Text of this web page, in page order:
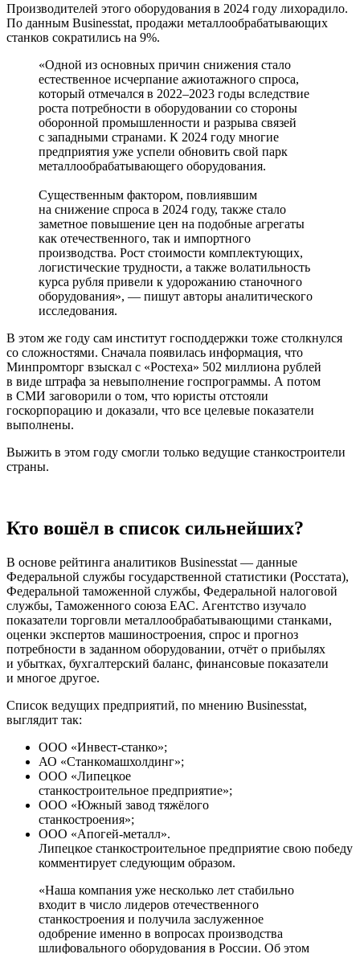
Производителей этого оборудования в 2024 году лихорадило.
По данным Businesstat, продажи металлообрабатывающих
станков сократились на 9%.
«Одной из основных причин снижения стало
естественное исчерпание ажиотажного спроса,
который отмечался в 2022‒2023 годы вследствие
роста потребности в оборудовании со стороны
оборонной промышленности и разрыва связей
с западными странами. К 2024 году многие
предприятия уже успели обновить свой парк
металлообрабатывающего оборудования.
Существенным фактором, повлиявшим
на снижение спроса в 2024 году, также стало
заметное повышение цен на подобные агрегаты
как отечественного, так и импортного
производства. Рост стоимости комплектующих,
логистические трудности, а также волатильность
курса руб­ля привели к удорожанию станочного
оборудования», — пишут авторы аналитического
исследования.
В этом же году сам институт господдержки тоже столкнулся
со сложностями. Сначала появилась информация, что
Минпромторг взыскал с «Ростеха» 502 миллиона руб­лей
в виде штрафа за невыполнение госпрограммы. А потом
в СМИ заговорили о том, что юристы отстояли
госкорпорацию и доказали, что все целевые показатели
выполнены.
Выжить в этом году смогли только ведущие станкостроители
страны.
Кто вошёл в список сильнейших?
В основе рейтинга аналитиков Businesstat — данные
Федеральной службы государственной статистики (Росстата),
Федеральной таможенной службы, Федеральной налоговой
службы, Таможенного союза ЕАС. Агентство изучало
показатели торговли металлообрабатывающими станками,
оценки экспертов машиностроения, спрос и прогноз
потребности в заданном оборудовании, отчёт о прибылях
и убытках, бухгалтерский баланс, финансовые показатели
и многое другое.
Список ведущих предприятий, по мнению Businesstat,
выглядит так:
ООО «Инвест-­станко»;
АО «Станкомашхолдинг»;
ООО «Липецкое
станкостроительное предприятие»;
ООО «Южный завод тяжёлого
станкостроения»;
ООО «Апогей-­металл».
Липецкое станкостроительное предприятие свою победу
комментирует следующим образом.
«Наша компания уже несколько лет стабильно
входит в число лидеров отечественного
станкостроения и получила заслуженное
одобрение именно в вопросах производства
шлифовального оборудования в России. Об этом